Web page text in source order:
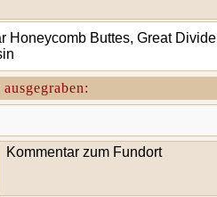
Honeycomb Buttes, Great Divide
Kommentar zum Fundort